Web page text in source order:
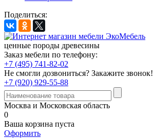
Поделиться:
ценные породы древесины
Заказ мебели по телефону:
+7 (495) 741-82-02
Не смогли дозвониться? Закажите звонок!
+7 (920) 929-55-88
Москва и Московская область
0
Ваша корзина пуста
Оформить